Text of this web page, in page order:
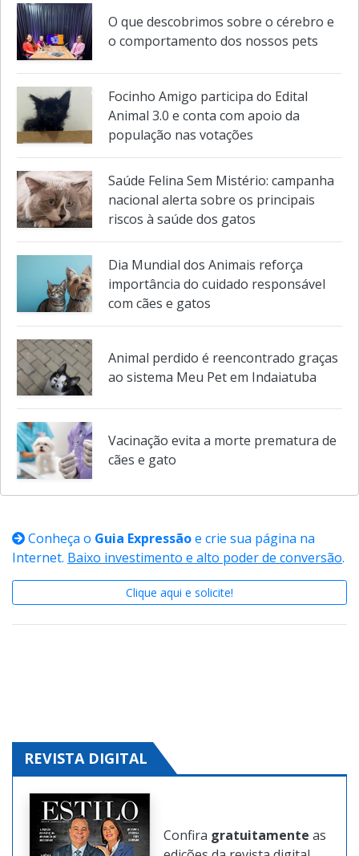
cães e gatos com conceito inédito
o comportamento dos nossos pets
Focinho Amigo participa do Edital
Animal 3.0 e conta com apoio da
população nas votações
Saúde Felina Sem Mistério: campanha
nacional alerta sobre os principais
riscos à saúde dos gatos
Dia Mundial dos Animais reforça
com cães e gatos
ao sistema Meu Pet em Indaiatuba
Conheça oGuia Expressãoe crie sua página na
REVISTA DIGITAL